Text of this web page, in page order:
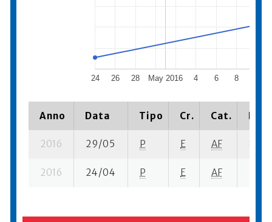
May 2016
24 26 28 4 6 8
Anno Data Tipo Cr. Cat.
2016 29/05 P E AF 8
2016 24/04 P E AF